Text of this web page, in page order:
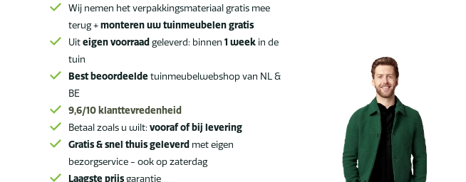
x
85
cm
aantal
Wij nemen het verpakkingsmateriaal gratis mee
terug +monteren uw tuinmeubelen gratis
Uiteigen voorraad geleverd: binnen1 week in de
tuin
Best beoordeelde tuinmeubelwebshop van NL &
BE
9,6/10 klanttevredenheid
Betaal zoals u wilt:vooraf of bij levering
Gratis & snel thuis geleverd met eigen
bezorgservice - ook op zaterdag
Laagste prijsgarantie